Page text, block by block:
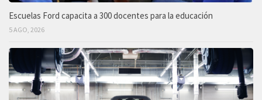
Escuelas Ford capacita a 300 docentes para la educación
5 AGO, 2026